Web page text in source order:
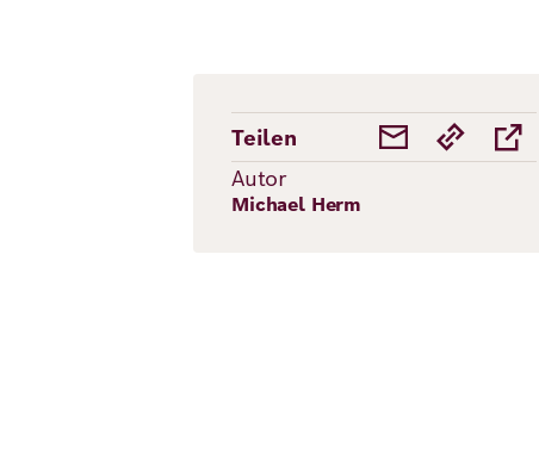
Teilen
Autor
Michael Herm